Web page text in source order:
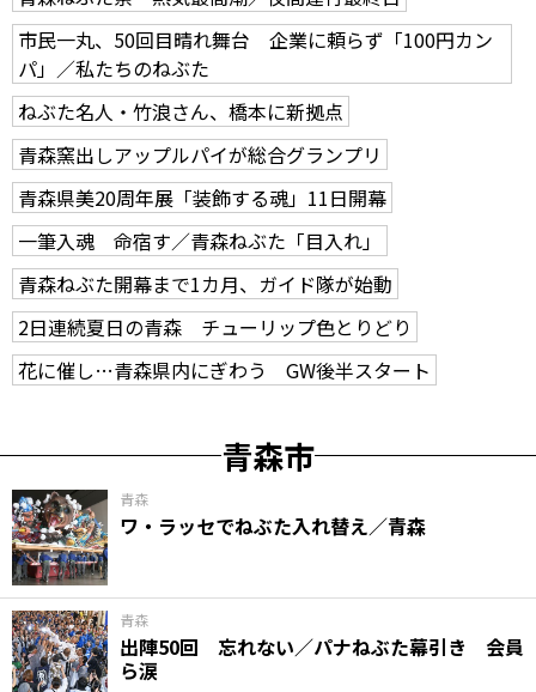
市民一丸、50回目晴れ舞台 企業に頼らず「100円カン
パ」／私たちのねぶた
ねぶた名人・竹浪さん、橋本に新拠点
青森窯出しアップルパイが総合グランプリ
青森県美20周年展「装飾する魂」11日開幕
一筆入魂 命宿す／青森ねぶた「目入れ」
青森ねぶた開幕まで1カ月、ガイド隊が始動
2日連続夏日の青森 チューリップ色とりどり
花に催し…青森県内にぎわう GW後半スタート
青森市
青森
ワ・ラッセでねぶた入れ替え／青森
青森
出陣50回 忘れない／パナねぶた幕引き 会員
ら涙